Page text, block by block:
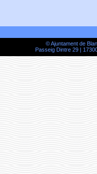
© Ajuntament de
Passeig Dintre 29 |